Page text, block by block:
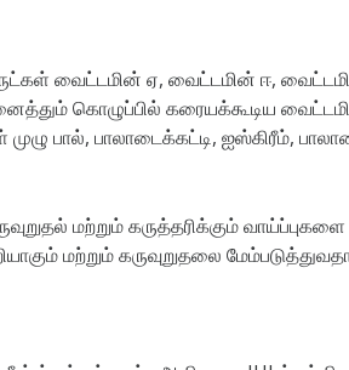
வைட்டமின் ஏ, வைட்டமின் ஈ,
கொழுப்பில் கரையக்கூடிய
பால், பாலாடைக்கட்டி, ஐஸ்கிரீம்,
மற்றும் கருத்தரிக்கும்
மற்றும் கருவுறுதலை